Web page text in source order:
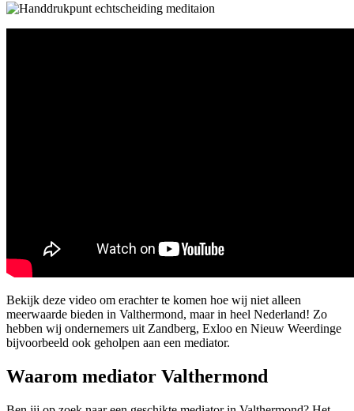
Bekijk deze video om erachter te komen hoe wij niet alleen
meerwaarde bieden in Valthermond, maar in heel Nederland! Zo
hebben wij ondernemers uit Zandberg, Exloo en Nieuw Weerdinge
bijvoorbeeld ook geholpen aan een mediator.
Waarom mediator Valthermond